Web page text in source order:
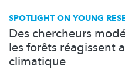
SPOTLIGHT ON YOUNG
Des chercheurs
les forêts réagissent
climatique